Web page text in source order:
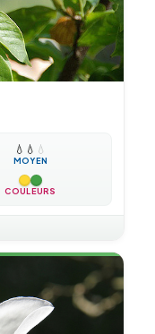
💧 💧 💧
MOYEN
COULEURS